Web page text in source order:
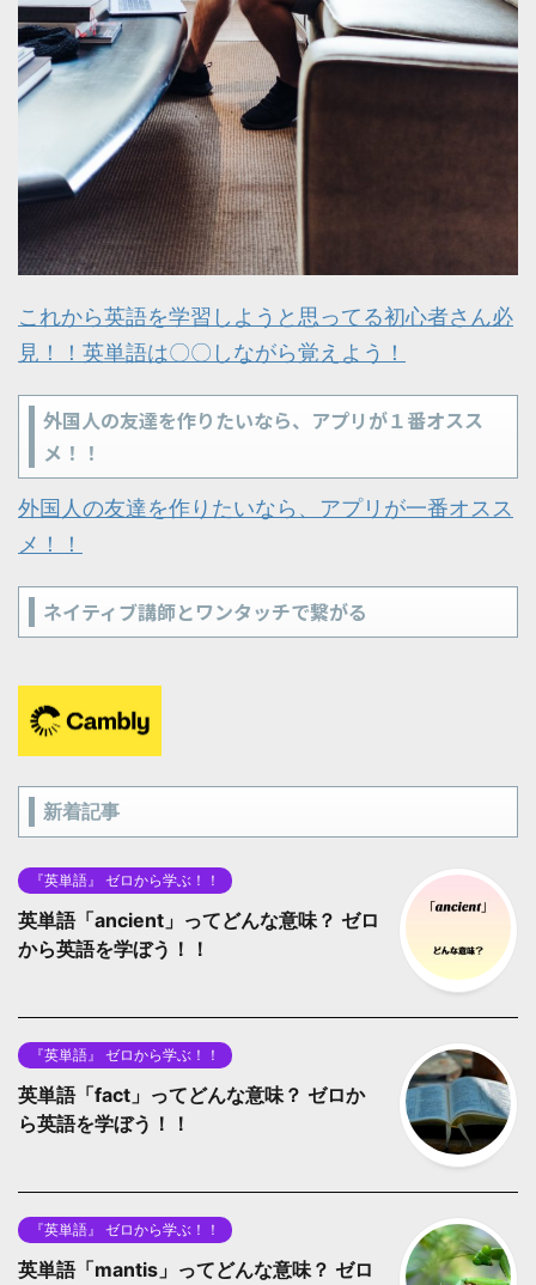
これから英語を学習しようと思ってる初心者さん必
見！！英単語は〇〇しながら覚えよう！
外国人の友達を作りたいなら、アプリが１番オスス
メ！！
外国人の友達を作りたいなら、アプリが一番オスス
メ！！
ネイティブ講師とワンタッチで繋がる
新着記事
『英単語』 ゼロから学ぶ！！
英単語「ancient」ってどんな意味？ ゼロ
から英語を学ぼう！！
『英単語』 ゼロから学ぶ！！
英単語「fact」ってどんな意味？ ゼロか
ら英語を学ぼう！！
『英単語』 ゼロから学ぶ！！
英単語「mantis」ってどんな意味？ ゼロ